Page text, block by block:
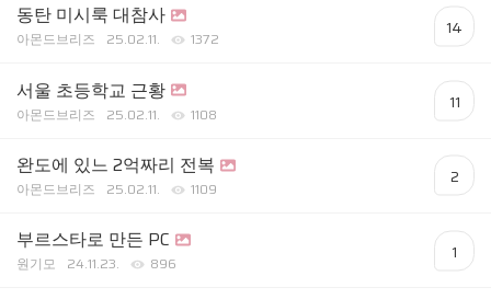
동탄 미시룩 대참사
아몬드브리즈 25.02.11. 1372
14
서울 초등학교 근황
아몬드브리즈 25.02.11. 1108
11
완도에 있느 2억짜리 전복
아몬드브리즈 25.02.11. 1109
2
부르스타로 만든 PC
원기모 24.11.23. 896
1